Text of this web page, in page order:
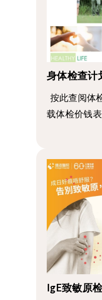
身体检查计
按此查阅
载体检价钱
IgE致敏原